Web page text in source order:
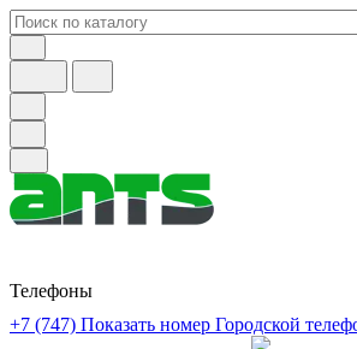
Телефоны
+7 (747) Показать номер Городской